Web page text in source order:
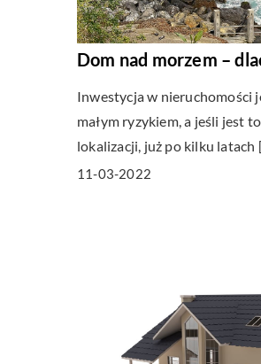
Dom nad morzem –
Inwestycja w nieruchomości
małym ryzykiem, a jeśli jest
lokalizacji, już po kilku latach
11-03-2022